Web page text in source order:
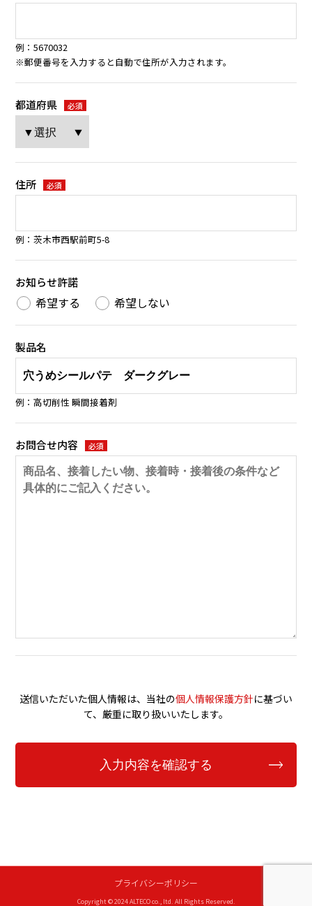
例：5670032
※郵便番号を入力すると自動で住所が入力されます。
都道府県 必須
住所 必須
例：茨木市西駅前町5-8
お知らせ許諾
希望する 希望しない
製品名
例：高切削性 瞬間接着剤
お問合せ内容 必須
送信いただいた個人情報は、当社の個人情報保護方針に基づい
て、厳重に取り扱いいたします。
プライバシーポリシー
Copyright © 2024 ALTECO co., ltd. All Rights Reserved.